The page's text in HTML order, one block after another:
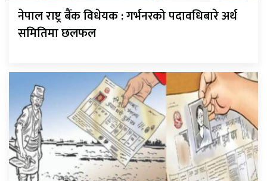
नेपाल राष्ट्र बैंक विधेयक : गर्भनरको पदावधिबारे अर्थ
समितिमा छलफल